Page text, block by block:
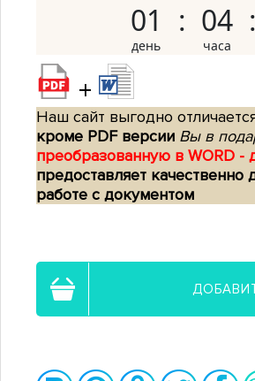
01 04
+
Наш сайт выгодно
кроме PDF версии Вы в
преобразованную в WORD -
предоставляет
работе с документом